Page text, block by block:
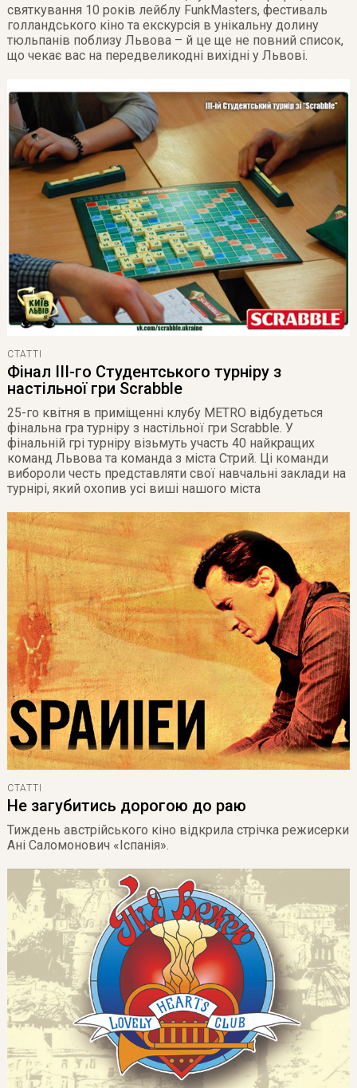
святкування 10 років лейблу FunkMasters, фестиваль
голландського кіно та екскурсія в унікальну долину
тюльпанів поблизу Львова – й це ще не повний список,
що чекає вас на передвеликодні вихідні у Львові.
СТАТТІ
Фінал III-го Студентського турніру з
настільної гри Scrabble
25-го квітня в приміщенні клубу METRO відбудеться
фінальна гра турніру з настільної гри Scrabble. У
фінальній грі турніру візьмуть участь 40 найкращих
команд Львова та команда з міста Стрий. Ці команди
вибороли честь представляти свої навчальні заклади на
турнірі, який охопив усі виші нашого міста
СТАТТІ
Не загубитись дорогою до раю
Тиждень австрійського кіно відкрила стрічка режисерки
Ані Саломонович «Іспанія».